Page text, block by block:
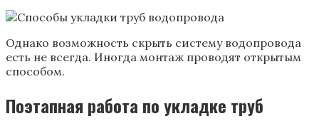
Однако возможность скрыть систему водопровода
есть не всегда. Иногда монтаж проводят открытым
способом.
Поэтапная работа по укладке труб